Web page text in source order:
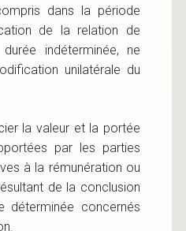
dans la période
de la relation de
indéterminée, ne
unilatérale du
la valeur et la portée
par les parties
à la rémunération ou
de la conclusion
déterminée concernés